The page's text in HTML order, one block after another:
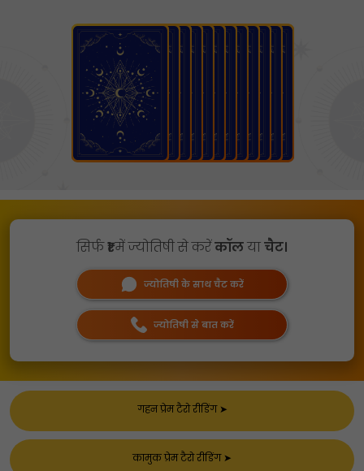
सिर्फ₹1में ज्योतिषी से करेंकॉलयाचैट।
ज्योतिषी के साथ चैट करें
ज्योतिषी से बात करें
गहन प्रेम टैरो रीडिंग➤
कामुक प्रेम टैरो रीडिंग➤